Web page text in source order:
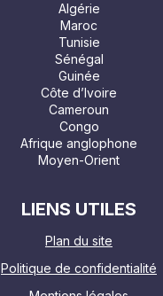
Algérie
Maroc
Tunisie
Sénégal
Guinée
Côte d’Ivoire
Cameroun
Congo
Afrique anglophone
Moyen-Orient
LIENS UTILES
Plan du site
Politique de confidentialité